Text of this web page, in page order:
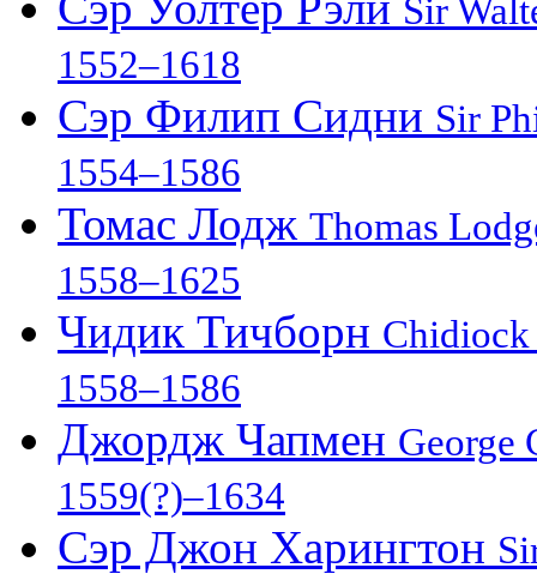
Sir
1552–1618
Сэр Филип Сидни Sir
1554–1586
Томас Лодж Thomas
1558–1625
Чидик Тичборн
1558–1586
Джордж Чапмен George
1559(?)–1634
Сэр Джон Харингтон